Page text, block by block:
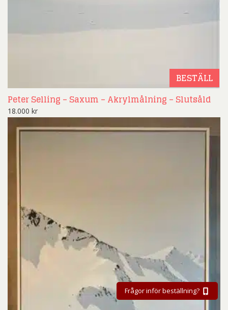
BESTÄLL
Peter Selling – Saxum – Akrylmålning – Slutsåld
18.000 kr
Frågor inför beställning?